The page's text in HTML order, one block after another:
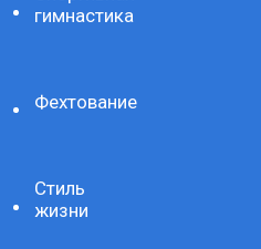
гимнастика
Фехтование
Стиль
жизни